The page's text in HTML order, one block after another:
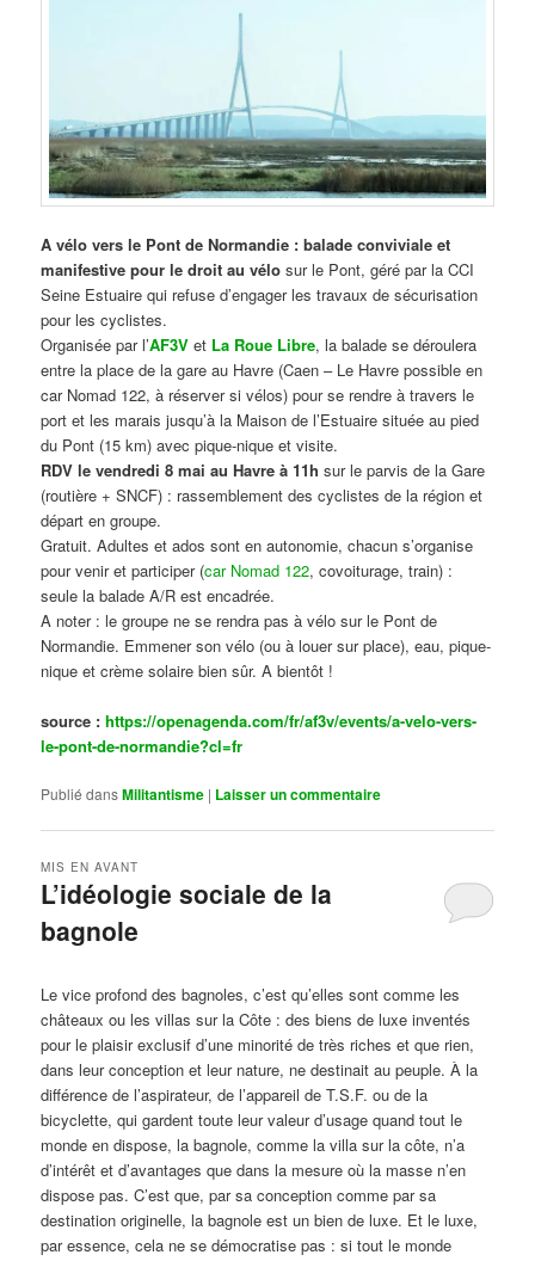
A vélo vers le Pont de Normandie : balade conviviale et
manifestive pour le droit au vélo sur le Pont, géré par la CCI
Seine Estuaire qui refuse d’engager les travaux de sécurisation
pour les cyclistes.
Organisée par l’AF3V et La Roue Libre, la balade se déroulera
entre la place de la gare au Havre (Caen – Le Havre possible en
car Nomad 122, à réserver si vélos) pour se rendre à travers le
port et les marais jusqu’à la Maison de l’Estuaire située au pied
du Pont (15 km) avec pique-nique et visite.
RDV le vendredi 8 mai au Havre à 11h sur le parvis de la Gare
(routière + SNCF) : rassemblement des cyclistes de la région et
départ en groupe.
Gratuit. Adultes et ados sont en autonomie, chacun s’organise
pour venir et participer (car Nomad 122, covoiturage, train) :
seule la balade A/R est encadrée.
A noter : le groupe ne se rendra pas à vélo sur le Pont de
Normandie. Emmener son vélo (ou à louer sur place), eau, pique-
nique et crème solaire bien sûr. A bientôt !
source :https://openagenda.com/fr/af3v/events/a-velo-vers-
le-pont-de-normandie?cl=fr
Publié dansMilitantisme | Laisser un commentaire
L’idéologie sociale de la
bagnole
MIS EN AVANT
Le vice profond des bagnoles, c’est qu’elles sont comme les
châteaux ou les villas sur la Côte : des biens de luxe inventés
pour le plaisir exclusif d’une minorité de très riches et que rien,
dans leur conception et leur nature, ne destinait au peuple. À la
différence de l’aspirateur, de l’appareil de T.S.F. ou de la
bicyclette, qui gardent toute leur valeur d’usage quand tout le
monde en dispose, la bagnole, comme la villa sur la côte, n’a
d’intérêt et d’avantages que dans la mesure où la masse n’en
dispose pas. C’est que, par sa conception comme par sa
destination originelle, la bagnole est un bien de luxe. Et le luxe,
par essence, cela ne se démocratise pas : si tout le monde